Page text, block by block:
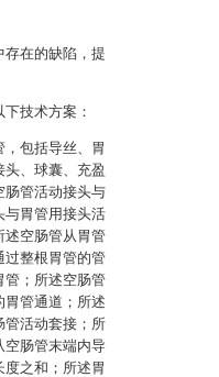
存在的缺陷，提
技术方案：
包括导丝、胃
、球囊、充盈
肠管活动接头与
与胃管用接头活
述空肠管从胃管
过整根胃管的管
管；所述空肠管
胃管通道；所述
管活动套接；所
空肠管末端内导
之和；所述胃